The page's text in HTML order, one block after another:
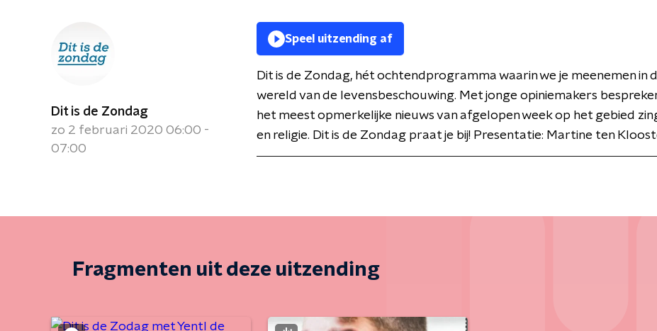
Dit is de Zondag
zo 2 februari 2020 06:00 -
07:00
Speel uitzending af
Dit is de Zondag, hét ochtendprogramma waarin we je meenemen in
wereld van de levensbeschouwing. Met jonge opiniemakers
het meest opmerkelijke nieuws van afgelopen week op het gebied
en religie. Dit is de Zondag praat je bij! Presentatie: Martine ten
Fragmenten uit deze uitzending